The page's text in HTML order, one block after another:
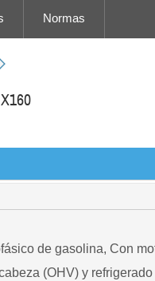
Normas
de gasolina, Con
(OHV) y refrigerado